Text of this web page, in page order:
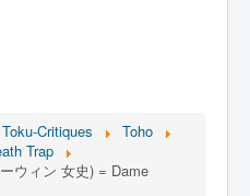
Toku-Critiques
Toho
Trap
ウィン 女史) = Dame